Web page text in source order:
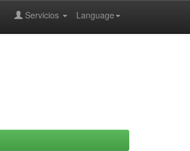
Language
Servicios